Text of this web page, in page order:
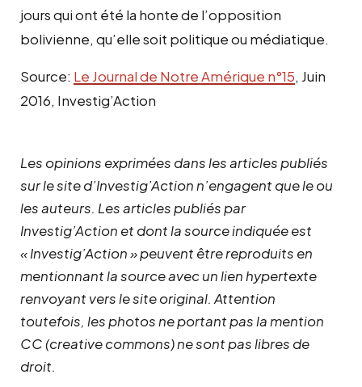
jours qui ont été la honte de l’opposition
bolivienne, qu’elle soit politique ou médiatique.
Source: Le Journal de Notre Amérique n°15, Juin
2016, Investig’Action
Les opinions exprimées dans les articles publiés
sur le site d’Investig’Action n’engagent que le ou
les auteurs. Les articles publiés par
Investig’Action et dont la source indiquée est
« Investig’Action » peuvent être reproduits en
mentionnant la source avec un lien hypertexte
renvoyant vers le site original. Attention
toutefois, les photos ne portant pas la mention
CC (creative commons) ne sont pas libres de
droit.